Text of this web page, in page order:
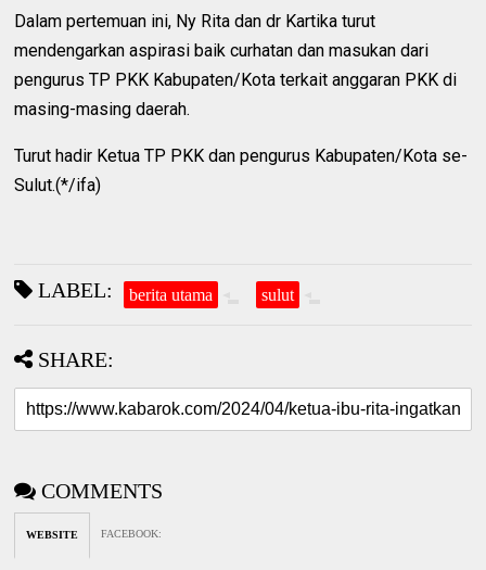
Dalam pertemuan ini, Ny Rita dan dr Kartika turut
mendengarkan aspirasi baik curhatan dan masukan dari
pengurus TP PKK Kabupaten/Kota terkait anggaran PKK di
masing-masing daerah.
Turut hadir Ketua TP PKK dan pengurus Kabupaten/Kota se-
Sulut.(*/ifa)
LABEL: berita utama sulut
SHARE:
COMMENTS
WEBSITE FACEBOOK: